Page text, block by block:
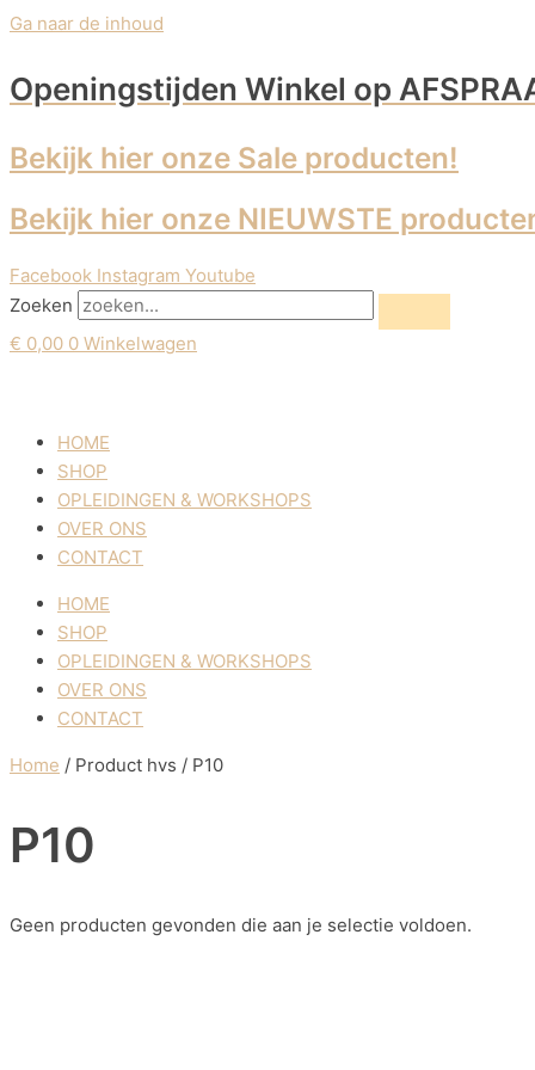
Ga naar de inhoud
Openingstijden Winkel op
Bekijk hier onze Sale producten!
Bekijk hier onze NIEUWSTE
Facebook Instagram Youtube
Zoeken
€ 0,00 0 Winkelwagen
HOME
SHOP
OPLEIDINGEN & WORKSHOPS
OVER ONS
CONTACT
HOME
SHOP
OPLEIDINGEN & WORKSHOPS
OVER ONS
CONTACT
Home / Product hvs / P10
P10
Geen producten gevonden die aan je selectie voldoen.